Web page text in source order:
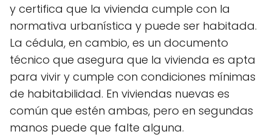
y certifica que la vivienda cumple con la
normativa urbanística y puede ser habitada.
La cédula, en cambio, es un documento
técnico que asegura que la vivienda es apta
para vivir y cumple con condiciones mínimas
de habitabilidad. En viviendas nuevas es
común que estén ambas, pero en segundas
manos puede que falte alguna.